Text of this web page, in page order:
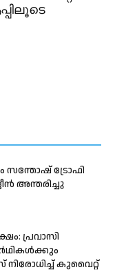
സന്തോഷ് ട്രോഫി
അന്തരിച്ചു
പ്രവാസി
കുവൈറ്റ്